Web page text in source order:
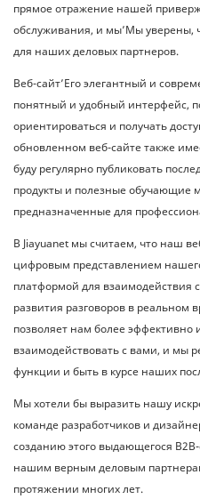
прямое отражение нашей
обслуживания, и мы’Мы уверены,
для наших деловых партнеров.
Веб-сайт’Его элегантный и
понятный и удобный интерфейс,
ориентироваться и получать
обновленном веб-сайте также
буду регулярно публиковать
продукты и полезные обучающие
предназначенные для
В Jiayuanet мы считаем, что наш
цифровым представлением
платформой для
развития разговоров в реальном
позволяет нам более эффективно
взаимодействовать с вами, и мы
функции и быть в курсе наших
Мы хотели бы выразить нашу
команде разработчиков и
созданию этого выдающегося
нашим верным деловым
протяжении многих лет.